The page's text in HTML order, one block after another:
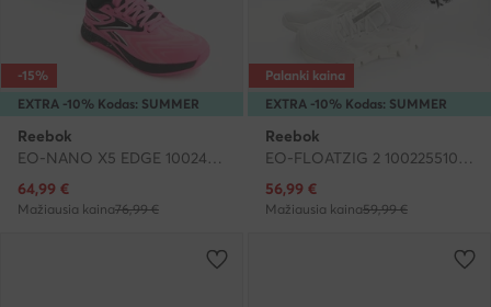
EXTRA -10% Kodas: SUMMER
-15%
Reebok
EO-NANO X5 EDGE 100244436 · Batai į sporto salę
Dabartinė kaina
64,99 €
Mažiausia kaina76,99 €
EXTRA -10% Kodas: SUMMER
Palanki kaina
Reebok
EO-FLOATZIG 2 100225510 · Bėgimo batai
Dabartinė kaina
56,99 €
Mažiausia kaina59,99 €